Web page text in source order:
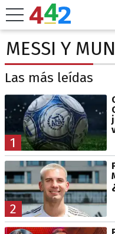
MESSI Y
Las más leídas
1
2